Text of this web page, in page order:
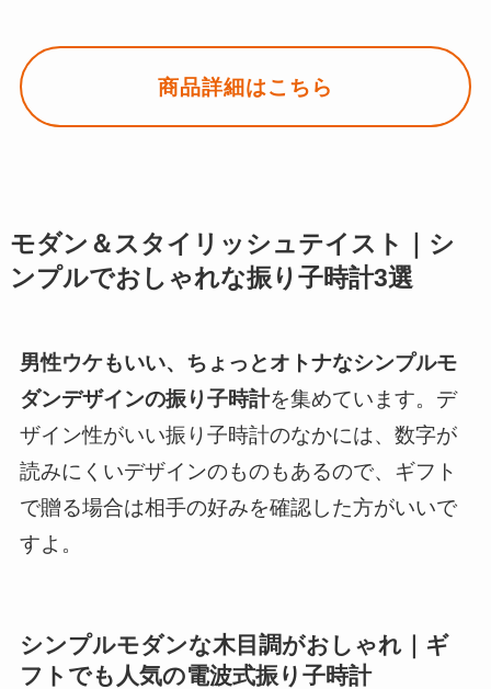
商品詳細はこちら
モダン＆スタイリッシュテイスト｜シ
ンプルでおしゃれな振り子時計3選
男性ウケもいい、ちょっとオトナなシンプルモ
ダンデザインの振り子時計を集めています。デ
ザイン性がいい振り子時計のなかには、数字が
読みにくいデザインのものもあるので、ギフト
で贈る場合は相手の好みを確認した方がいいで
すよ。
シンプルモダンな木目調がおしゃれ｜ギ
フトでも人気の電波式振り子時計